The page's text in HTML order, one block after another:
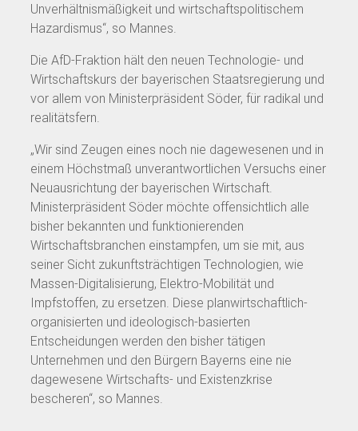
Unverhältnismäßigkeit und wirtschaftspolitischem
Hazardismus“, so Mannes.
Die AfD-Fraktion hält den neuen Technologie- und
Wirtschaftskurs der bayerischen Staatsregierung und
vor allem von Ministerpräsident Söder, für radikal und
realitätsfern.
„Wir sind Zeugen eines noch nie dagewesenen und in
einem Höchstmaß unverantwortlichen Versuchs einer
Neuausrichtung der bayerischen Wirtschaft.
Ministerpräsident Söder möchte offensichtlich alle
bisher bekannten und funktionierenden
Wirtschaftsbranchen einstampfen, um sie mit, aus
seiner Sicht zukunftsträchtigen Technologien, wie
Massen-Digitalisierung, Elektro-Mobilität und
Impfstoffen, zu ersetzen. Diese planwirtschaftlich-
organisierten und ideologisch-basierten
Entscheidungen werden den bisher tätigen
Unternehmen und den Bürgern Bayerns eine nie
dagewesene Wirtschafts- und Existenzkrise
bescheren“, so Mannes.